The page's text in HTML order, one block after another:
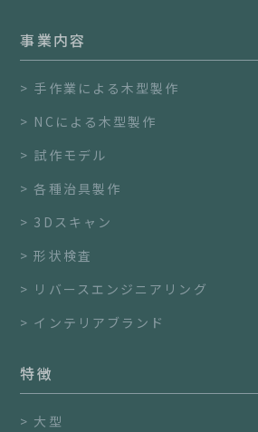
事業内容
手作業による木型製作
NCによる木型製作
試作モデル
各種治具製作
3Dスキャン
形状検査
リバースエンジニアリング
インテリアブランド
特徴
大型